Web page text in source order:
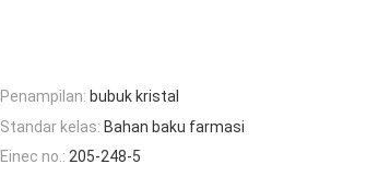
Penampilan: bubuk kristal
Standar kelas: Bahan baku farmasi
Einec no.: 205-248-5